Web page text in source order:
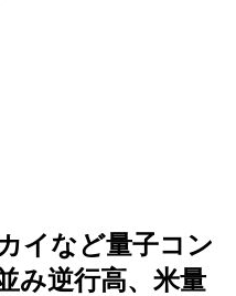
イなど量子コン
み逆行高、米量